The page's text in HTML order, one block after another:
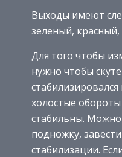
Выходы имеют
зеленый,
Для того чтобы
нужно чтобы
холостые
стабильны. Можно
подножку,
стабилизации.